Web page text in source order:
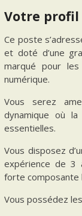
Votre profil
Ce poste
et doté d’une
marqué pour
numérique.
Vous serez
dynamique où
essentielles.
Vous disposez
expérience de 3
forte composante
Vous possédez